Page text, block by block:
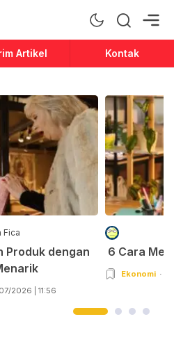
Artikel Kontak
Fica
Produk dengan
2026 | 11:56
6 Cara
Ekonomi